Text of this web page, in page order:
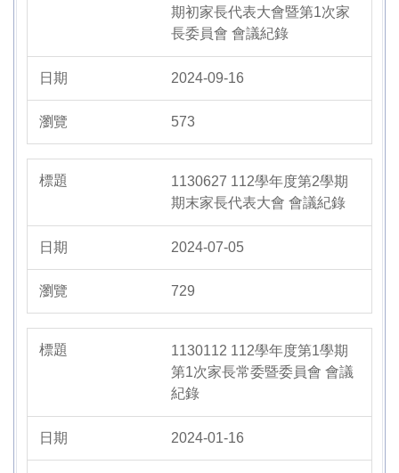
期初家長代表大會暨第1次家
長委員會 會議紀錄
2024-09-16
573
1130627 112學年度第2學期
期末家長代表大會 會議紀錄
2024-07-05
729
1130112 112學年度第1學期
第1次家長常委暨委員會 會議
紀錄
2024-01-16